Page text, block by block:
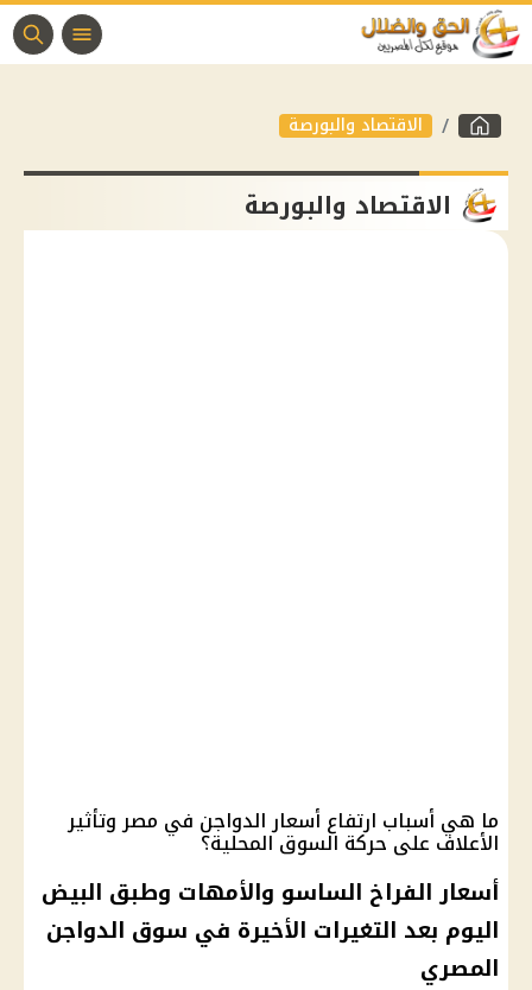
الاقتصاد والبورصة
الاقتصاد والبورصة
ما هي أسباب ارتفاع أسعار الدواجن في مصر وتأثير
الأعلاف على حركة السوق المحلية؟
أسعار الفراخ الساسو والأمهات وطبق البيض
اليوم بعد التغيرات الأخيرة في سوق الدواجن
المصري